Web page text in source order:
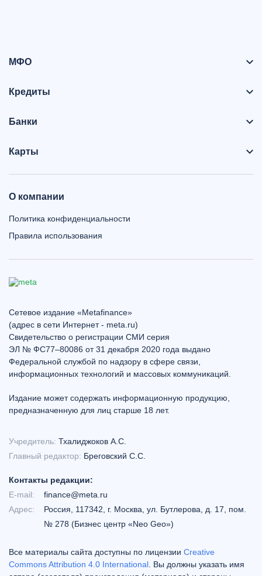
МФО
Кредиты
Банки
Карты
О компании
Политика конфиденциальности
Правила использования
Сетевое издание «Metafinance»
(адрес в сети Интернет - meta.ru)
Свидетельство о регистрации СМИ серия
ЭЛ № ФС77–80086 от 31 декабря 2020 года выдано
Федеральной службой по надзору в сфере связи,
информационных технологий и массовых коммуникаций.
Издание может содержать информационную продукцию,
предназначенную для лиц старше 18 лет.
Учредитель: Тхалиджоков А.С.
Главный редактор: Бреговский С.С.
Контакты редакции:
E-mail:
finance@meta.ru
Адрес:
Россия, 117342, г. Москва, ул. Бутлерова, д. 17, пом.
№ 278 (Бизнес центр «Neo Geo»)
Все материалы сайта доступны по лицензии Creative
Commons Attribution 4.0 International . Вы должны указать имя